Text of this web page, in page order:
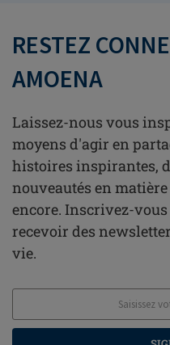
RESTEZ
AMOENA
Laissez-nous vous
moyens d'agir en
histoires inspirantes,
nouveautés en
encore. Inscrivez-
recevoir des
vie.